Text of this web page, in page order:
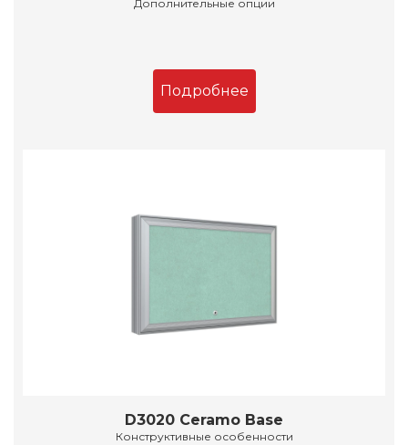
Дополнительные опции
Подробнее
D3020 Ceramo Base
Конструктивные особенности